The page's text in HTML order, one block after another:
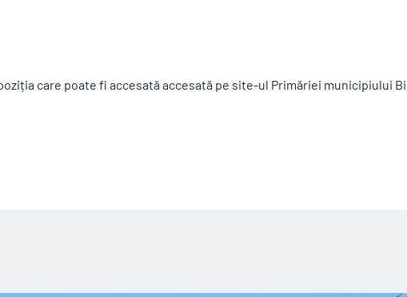
care poate fi accesată accesată pe site-ul Primăriei municipiului